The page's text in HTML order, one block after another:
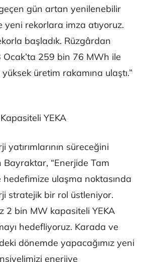
gün artan yenilenebilir
yeni rekorlara imza atıyoruz.
başladık. Rüzgârdan
259 bin 76 MWh ile
üretim rakamına ulaştı.”
YEKA
yatırımlarının süreceğini
“Enerjide Tam
hedefimize ulaşma noktasında
stratejik bir rol üstleniyor.
2 bin MW kapasiteli YEKA
hedefliyoruz. Karada ve
dönemde yapacağımız yeni
enerjiye